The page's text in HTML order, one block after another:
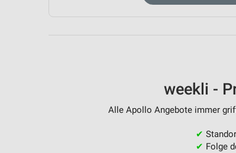
weekli -
Alle Apollo Angebote immer
✔
✔ Folge